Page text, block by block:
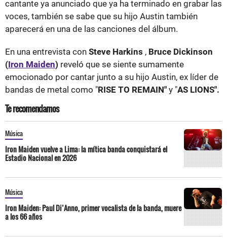
cantante ya anunciado que ya ha terminado en grabar las
voces, también se sabe que su hijo Austin también
aparecerá en una de las canciones del álbum.
En una entrevista con Steve Harkins , Bruce Dickinson
(Iron Maiden) reveló que se siente sumamente
emocionado por cantar junto a su hijo Austin, ex líder de
bandas de metal como "RISE TO REMAIN" y "AS LIONS".
Te recomendamos
Música
Iron Maiden vuelve a Lima: la mítica banda conquistará el
Estadio Nacional en 2026
Música
Iron Maiden: Paul Di’Anno, primer vocalista de la banda, muere
a los 66 años